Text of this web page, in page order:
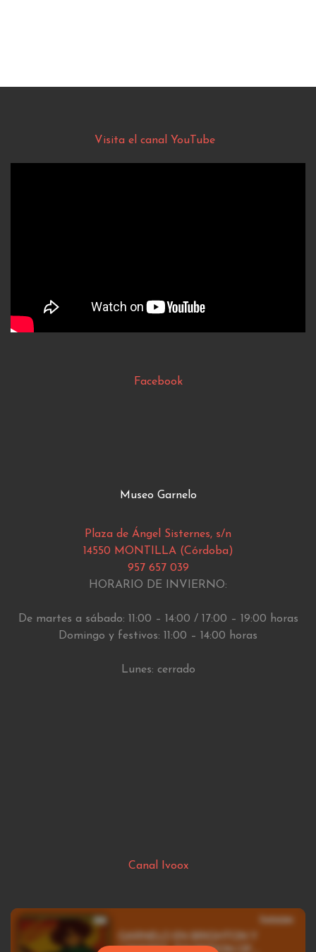
Visita el canal YouTube
Facebook
Museo Garnelo
Plaza de Ángel Sisternes, s/n
14550 MONTILLA (Córdoba)
957 657 039
HORARIO DE INVIERNO:
De martes a sábado: 11:00 – 14:00 / 17:00 – 19:00 horas
Domingo y festivos: 11:00 – 14:00 horas
Lunes: cerrado
Canal Ivoox